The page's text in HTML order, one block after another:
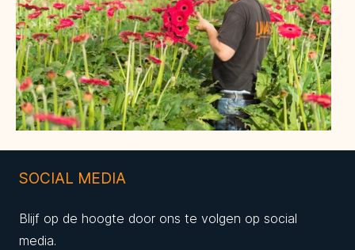
SOCIAL MEDIA
Blijf op de hoogte door ons te volgen op social
media.